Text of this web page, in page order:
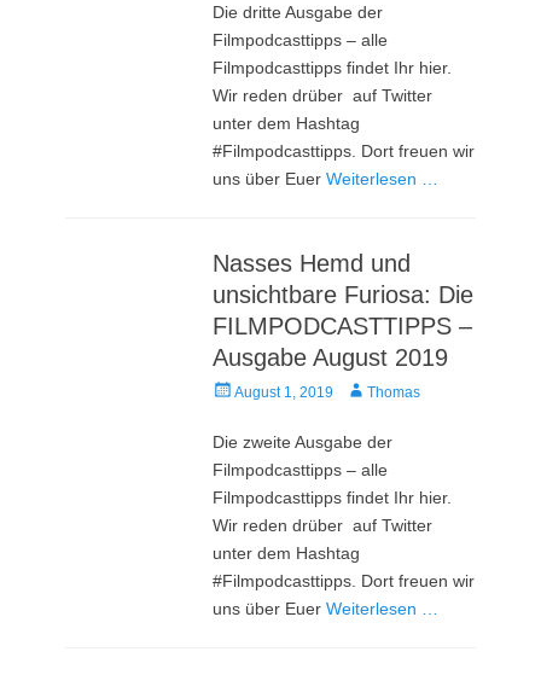
Die dritte Ausgabe der
Filmpodcasttipps – alle
Filmpodcasttipps findet Ihr hier.
Wir reden drüber auf Twitter
unter dem Hashtag
#Filmpodcasttipps. Dort freuen wir
uns über EuerWeiterlesen …
Nasses Hemd und
unsichtbare Furiosa: Die
FILMPODCASTTIPPS –
Ausgabe August 2019
Veröffentlicht
August 1, 2019 AutorThomas
Die zweite Ausgabe der
Filmpodcasttipps – alle
Filmpodcasttipps findet Ihr hier.
Wir reden drüber auf Twitter
unter dem Hashtag
#Filmpodcasttipps. Dort freuen wir
uns über EuerWeiterlesen …